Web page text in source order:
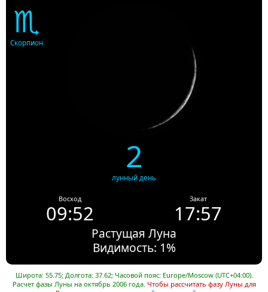
♏
Скорпион
2
лунный день
Восход
09:52
Закат
17:57
Растущая Луна
Видимость: 1%
Широта: 55.75; Долгота: 37.62; Часовой пояс: Europe/Moscow (UTC+04:00).
Расчет фазы Луны на октябрь 2006 года. Чтобы рассчитать фазу Луны для